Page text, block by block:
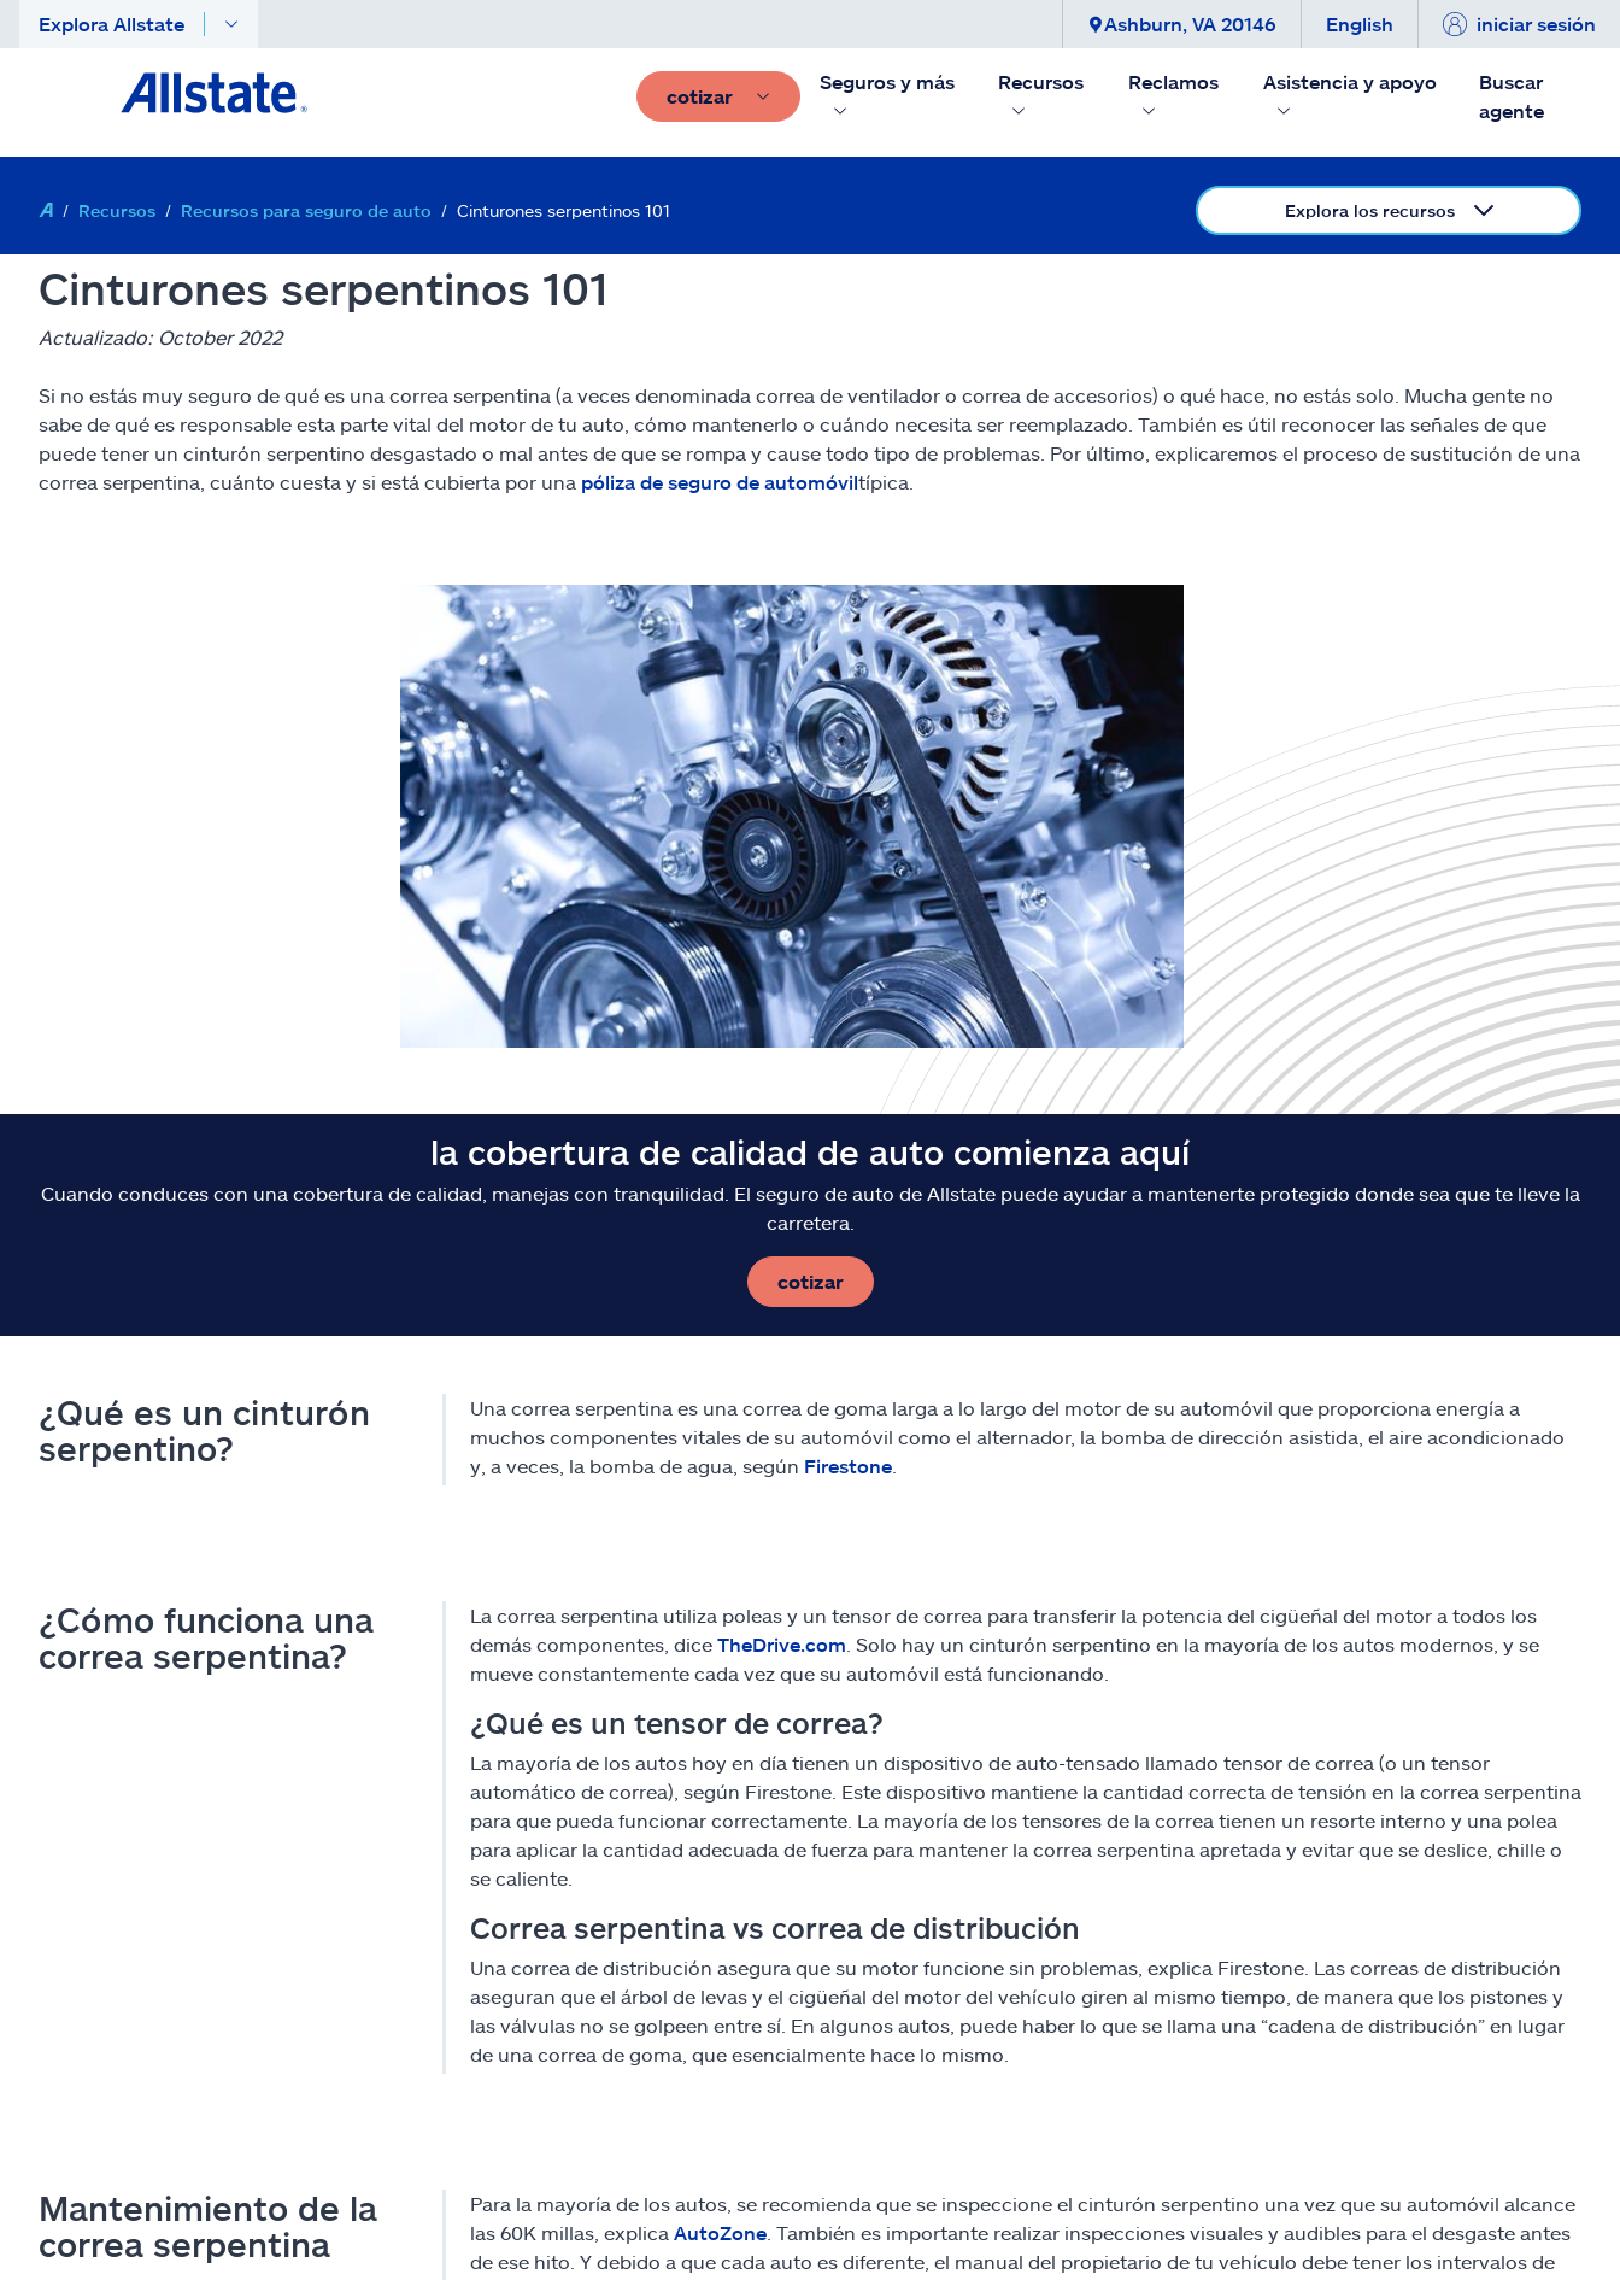
Explora Allstate Ashburn, VA 20146 English iniciar sesión
cotizar
Seguros y más Recursos Reclamos Asistencia y apoyo
Buscar
agente
Recursos Recursos para seguro de auto Cinturones serpentinos 101 Explora los recursos
Cinturones serpentinos 101
Actualizado: October 2022
Si no estás muy seguro de qué es una correa serpentina (a veces denominada correa de ventilador o correa de accesorios) o qué hace, no estás solo. Mucha gente no
sabe de qué es responsable esta parte vital del motor de tu auto, cómo mantenerlo o cuándo necesita ser reemplazado. También es útil reconocer las señales de que
puede tener un cinturón serpentino desgastado o mal antes de que se rompa y cause todo tipo de problemas. Por último, explicaremos el proceso de sustitución de una
correa serpentina, cuánto cuesta y si está cubierta por una póliza de seguro de automóviltípica.
la cobertura de calidad de auto comienza aquí
Cuando conduces con una cobertura de calidad, manejas con tranquilidad. El seguro de auto de Allstate puede ayudar a mantenerte protegido donde sea que te lleve la
carretera.
cotizar
¿Qué es un cinturón
serpentino?
Una correa serpentina es una correa de goma larga a lo largo del motor de su automóvil que proporciona energía a
muchos componentes vitales de su automóvil como el alternador, la bomba de dirección asistida, el aire acondicionado
y, a veces, la bomba de agua, según Firestone.
¿Cómo funciona una
correa serpentina?
La correa serpentina utiliza poleas y un tensor de correa para transferir la potencia del cigüeñal del motor a todos los
demás componentes, dice TheDrive.com . Solo hay un cinturón serpentino en la mayoría de los autos modernos, y se
mueve constantemente cada vez que su automóvil está funcionando.
¿Qué es un tensor de correa?
La mayoría de los autos hoy en día tienen un dispositivo de auto-tensado llamado tensor de correa (o un tensor
automático de correa), según Firestone. Este dispositivo mantiene la cantidad correcta de tensión en la correa serpentina
para que pueda funcionar correctamente. La mayoría de los tensores de la correa tienen un resorte interno y una polea
para aplicar la cantidad adecuada de fuerza para mantener la correa serpentina apretada y evitar que se deslice, chille o
se caliente.
Correa serpentina vs correa de distribución
Una correa de distribución asegura que su motor funcione sin problemas, explica Firestone. Las correas de distribución
aseguran que el árbol de levas y el cigüeñal del motor del vehículo giren al mismo tiempo, de manera que los pistones y
las válvulas no se golpeen entre sí. En algunos autos, puede haber lo que se llama una “cadena de distribución” en lugar
de una correa de goma, que esencialmente hace lo mismo.
Mantenimiento de la
correa serpentina
Para la mayoría de los autos, se recomienda que se inspeccione el cinturón serpentino una vez que su automóvil alcance
las 60K millas, explica AutoZone. También es importante realizar inspecciones visuales y audibles para el desgaste antes
de ese hito. Y debido a que cada auto es diferente, el manual del propietario de tu vehículo debe tener los intervalos de